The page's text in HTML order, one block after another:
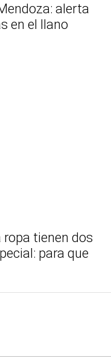
alerta
en el llano
ropa tienen dos
para que